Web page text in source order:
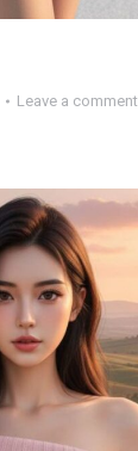
Leave a comment